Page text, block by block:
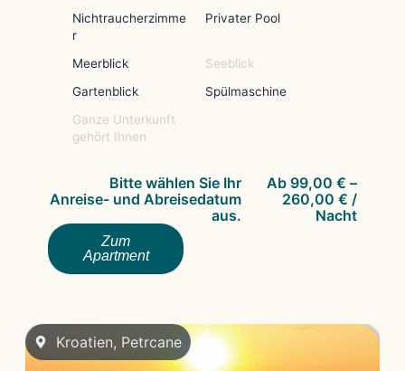
Nichtraucherzimme
r
Privater Pool
Meerblick
Seeblick
Gartenblick
Spülmaschine
Ganze Unterkunft
gehört Ihnen
Ab 99,00 € –
260,00 € /
Nacht
Bitte wählen Sie Ihr
Anreise- und Abreisedatum
aus.
Zum
Apartment
Kroatien, Petrcane